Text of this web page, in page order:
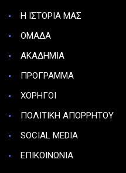
Η ΙΣΤΟΡΙΑ ΜΑΣ
ΟΜΑΔΑ
ΑΚΑΔΗΜΙΑ
ΠΡΟΓΡΑΜΜΑ
ΧΟΡΗΓΟΙ
ΠΟΛΙΤΙΚΗ ΑΠΟΡΡΗΤΟΥ
SOCIAL MEDIA
ΕΠΙΚΟΙΝΩΝΙΑ